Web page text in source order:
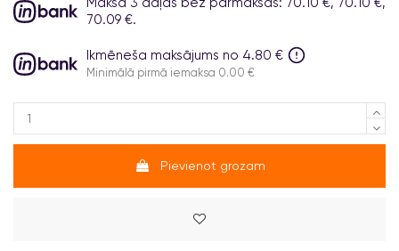
70.09 €.
Ikmēneša maksājums no 4.80 €
Minimālā pirmā iemaksa 0.00 €
Pievienot grozam